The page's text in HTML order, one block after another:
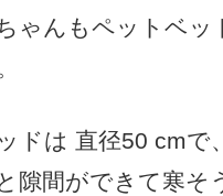
ゃんもペットベッ
ドは 直径50 cmで
隙間ができて寒そ